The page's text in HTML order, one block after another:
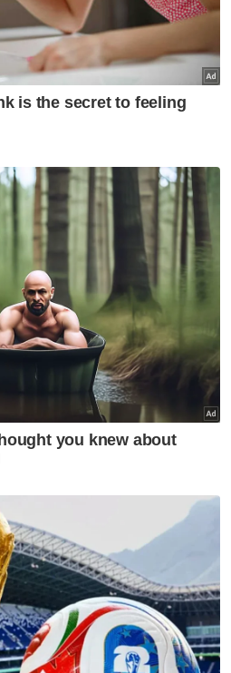
digital dan
pemajuan pusat data
data di lokasi yang
zon guna tanah
dapat memastikan
bagi keperluan domestik
GPP di sini pada
langkah proaktif yang
garis panduan itu
perancangan
tempatan (PBT) iaitu
komersial dan industri
pusat data serta
bagi pusat data
kawasan
tiada gangguan
komuniti setempat.
garis panduan
strategi Malaysia
infrastruktur digital yang
lebih pelabur asing,
negara menjadi tapak
seperti Amazon,